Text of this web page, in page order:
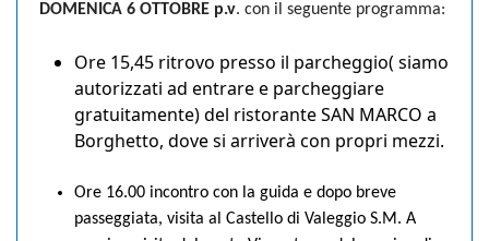
DOMENICA 6 OTTOBRE p.v. con il seguente programma:
Ore 15,45 ritrovo presso il parcheggio( siamo
autorizzati ad entrare e parcheggiare
gratuitamente) del ristorante SAN MARCO a
Borghetto, dove si arriverà con propri mezzi.
Ore 16.00 incontro con la guida e dopo breve
passeggiata, visita al Castello di Valeggio S.M. A